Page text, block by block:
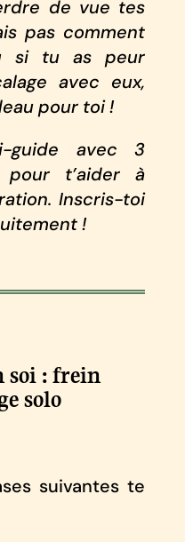
de vue tes
pas comment
si tu as peur
avec eux,
pour toi !
guide avec 3
pour t’aider à
Inscris-toi
!
soi : frein
solo
suivantes te